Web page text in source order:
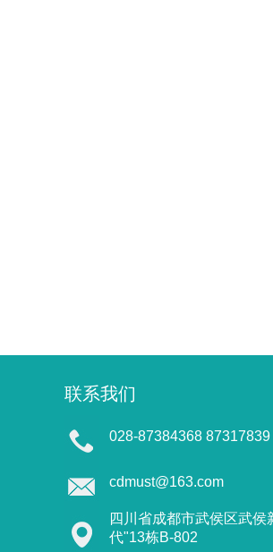
联系我们
028-87384368
cdmust@163.com
四川省成都市武侯区武
代"13栋B-802